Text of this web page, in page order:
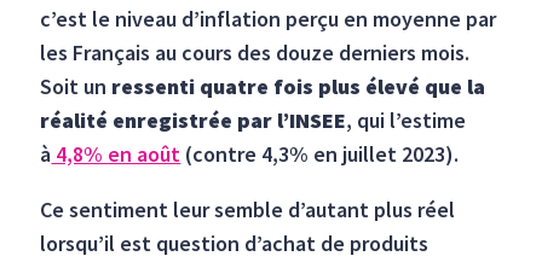
c’est le niveau d’inflation perçu en moyenne par
les Français au cours des douze derniers mois.
Soit un ressenti quatre fois plus élevé que la
réalité enregistrée par l’INSEE, qui l’estime
à 4,8% en août (contre 4,3% en juillet 2023).
Ce sentiment leur semble d’autant plus réel
lorsqu’il est question d’achat de produits